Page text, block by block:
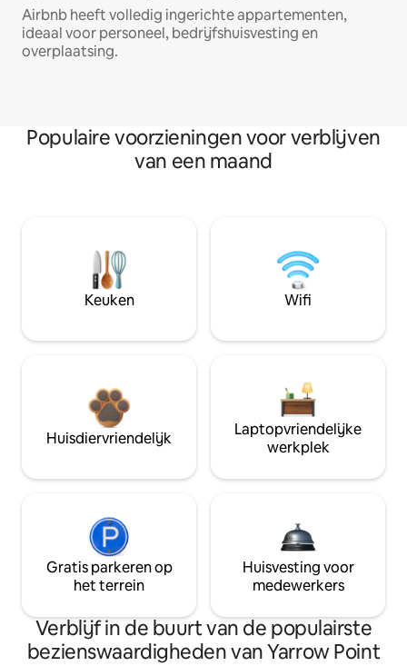
Airbnb heeft volledig ingerichte appartementen,
ideaal voor personeel, bedrijfshuisvesting en
overplaatsing.
Populaire voorzieningen voor verblijven
van een maand
Keuken Wifi
Huisdiervriendelijk
Laptopvriendelijke
werkplek
Gratis parkeren op
het terrein
Huisvesting voor
medewerkers
Verblijf in de buurt van de populairste
bezienswaardigheden van Yarrow Point